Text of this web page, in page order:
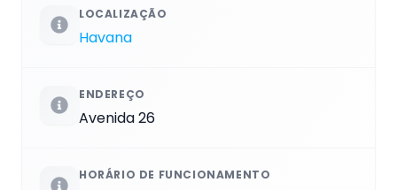
LOCALIZAÇÃO
Havana
ENDEREÇO
Avenida 26
HORÁRIO DE FUNCIONAMENTO